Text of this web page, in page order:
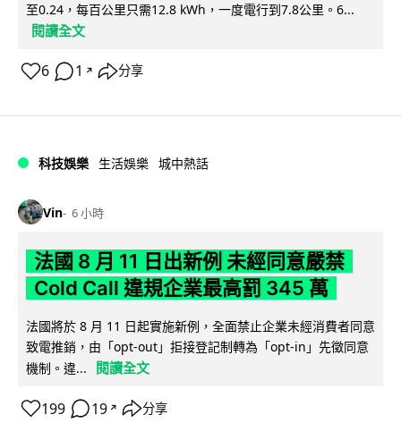
至0.24，每百公里只需12.8 kWh，一度電行到7.8公里。6...
閱讀全文
6 1 ↗ 分享
科技娛樂 生活娛樂 城中熱話
Vin 6 小時
法國 8 月 11 日出新例 未經同意嚴禁
Cold Call 違規企業最高罰 345 萬
法國將於 8 月 11 日起實施新例，全面禁止企業未經消費者同意
致電推銷，由「opt-out」拒接登記制轉為「opt-in」先徵同意
機制。違...
閱讀全文
199 19 ↗ 分享